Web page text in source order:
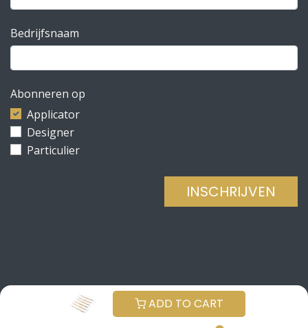
ADD TO CART
Bedrijfsnaam
Abonneren op
Applicator
Designer
Particulier
INSCHRIJVEN
Copyright © Be Concrete NEDERLANDS (BE)
Aangeboden door - De #1Open source e-